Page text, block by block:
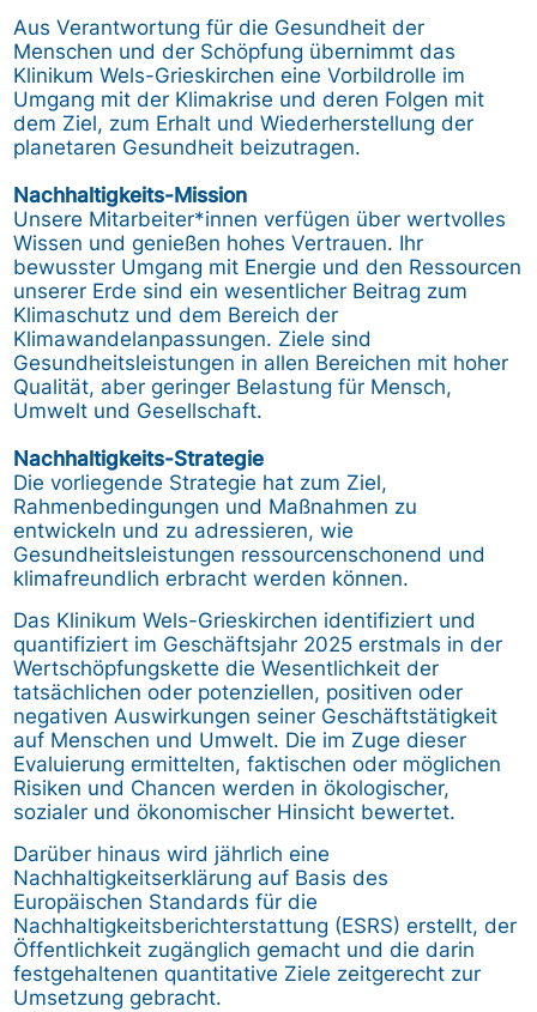
Aus Verantwortung für die Gesundheit der
Menschen und der Schöpfung übernimmt das
Klinikum Wels-Grieskirchen eine Vorbildrolle im
Umgang mit der Klimakrise und deren Folgen mit
dem Ziel, zum Erhalt und Wiederherstellung der
planetaren Gesundheit beizutragen.
Nachhaltigkeits-Mission
Unsere Mitarbeiter*innen verfügen über wertvolles
Wissen und genießen hohes Vertrauen. Ihr
bewusster Umgang mit Energie und den Ressourcen
unserer Erde sind ein wesentlicher Beitrag zum
Klimaschutz und dem Bereich der
Klimawandelanpassungen. Ziele sind
Gesundheitsleistungen in allen Bereichen mit hoher
Qualität, aber geringer Belastung für Mensch,
Umwelt und Gesellschaft.
Nachhaltigkeits-Strategie
Die vorliegende Strategie hat zum Ziel,
Rahmenbedingungen und Maßnahmen zu
entwickeln und zu adressieren, wie
Gesundheitsleistungen ressourcenschonend und
klimafreundlich erbracht werden können.
Das Klinikum Wels-Grieskirchen identifiziert und
quantifiziert im Geschäftsjahr 2025 erstmals in der
Wertschöpfungskette die Wesentlichkeit der
tatsächlichen oder potenziellen, positiven oder
negativen Auswirkungen seiner Geschäftstätigkeit
auf Menschen und Umwelt. Die im Zuge dieser
Evaluierung ermittelten, faktischen oder möglichen
Risiken und Chancen werden in ökologischer,
sozialer und ökonomischer Hinsicht bewertet.
Darüber hinaus wird jährlich eine
Nachhaltigkeitserklärung auf Basis des
Europäischen Standards für die
Nachhaltigkeitsberichterstattung (ESRS) erstellt, der
Öffentlichkeit zugänglich gemacht und die darin
festgehaltenen quantitative Ziele zeitgerecht zur
Umsetzung gebracht.